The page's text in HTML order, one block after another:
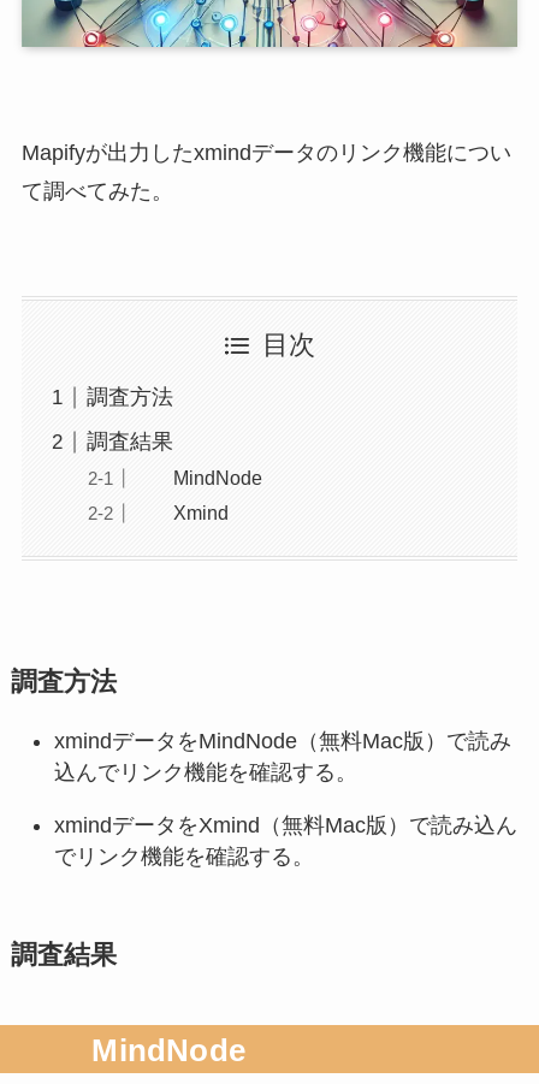
Mapifyが出力したxmindデータのリンク機能につい
て調べてみた。
目次
調査方法
調査結果
MindNode
Xmind
調査方法
xmindデータをMindNode（無料Mac版）で読み
込んでリンク機能を確認する。
xmindデータをXmind（無料Mac版）で読み込ん
でリンク機能を確認する。
調査結果
MindNode